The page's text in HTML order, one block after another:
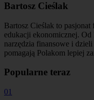
Bartosz Cieślak
Bartosz Cieślak to
edukacji ekonomicznej.
narzędzia finansowe i
pomagają Polakom lepiej
Popularne teraz
01